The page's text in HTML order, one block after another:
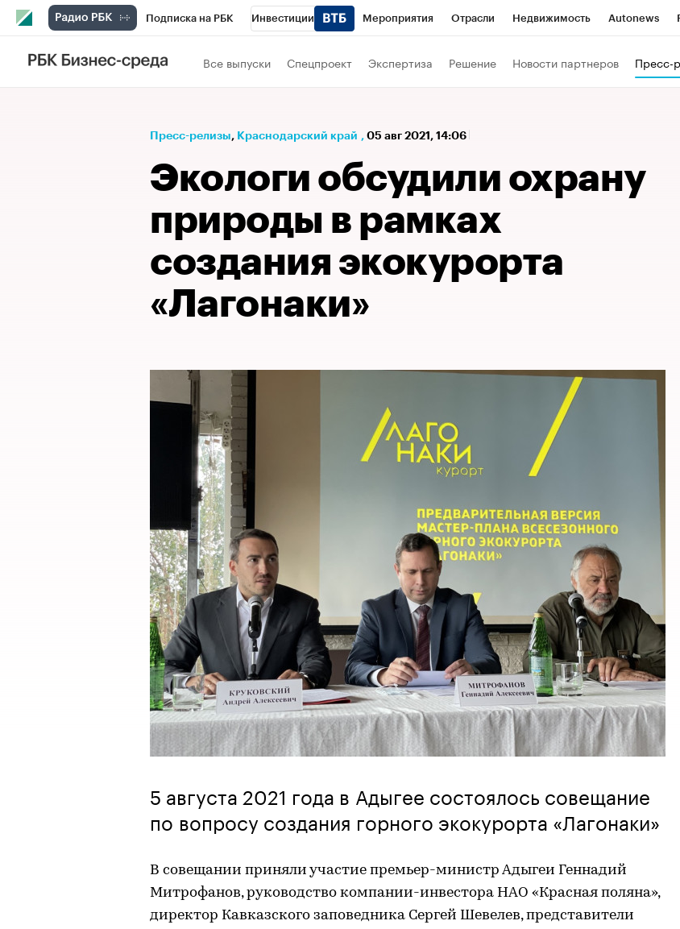
Подписка на РБК Инвестиции Мероприятия Отрасли Недвижимость Autonews
Телеканал
Спецпроекты Проверка контрагентов
Все выпуски Спецпроект Экспертиза Решение Новости партнеров Пресс-
Пресс-релизы⁠, Краснодарский край , 05 авг 2021, 14:06
Экологи обсудили охрану
природы в рамках
создания экокурорта
«Лагонаки»
5 августа 2021 года в Адыгее состоялось совещание
по вопросу создания горного экокурорта «Лагонаки»
В совещании приняли участие премьер-министр Адыгеи Геннадий
Митрофанов, руководство компании-инвестора НАО «Красная поляна»,
директор Кавказского заповедника Сергей Шевелев, представители